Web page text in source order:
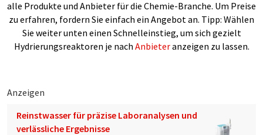
alle Produkte und Anbieter für die Chemie-Branche. Um Preise
zu erfahren, fordern Sie einfach ein Angebot an. Tipp: Wählen
Sie weiter unten einen Schnelleinstieg, um sich gezielt
Hydrierungsreaktoren je nach Anbieteranzeigen zu lassen.
Anzeigen
Reinstwasser für präzise Laboranalysen und
verlässliche Ergebnisse